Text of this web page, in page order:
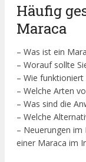
Häufig
Maraca
– Was ist ein
– Worauf sollte
– Wie funktioniert
– Welche Arten
– Was sind die
– Welche
– Neuerungen im
einer Maraca im